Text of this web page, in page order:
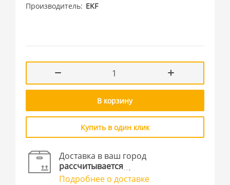
Производитель EKF
В корзину
Купить в один клик
Доставка в ваш город
рассчитывается
Подробнее о доставке